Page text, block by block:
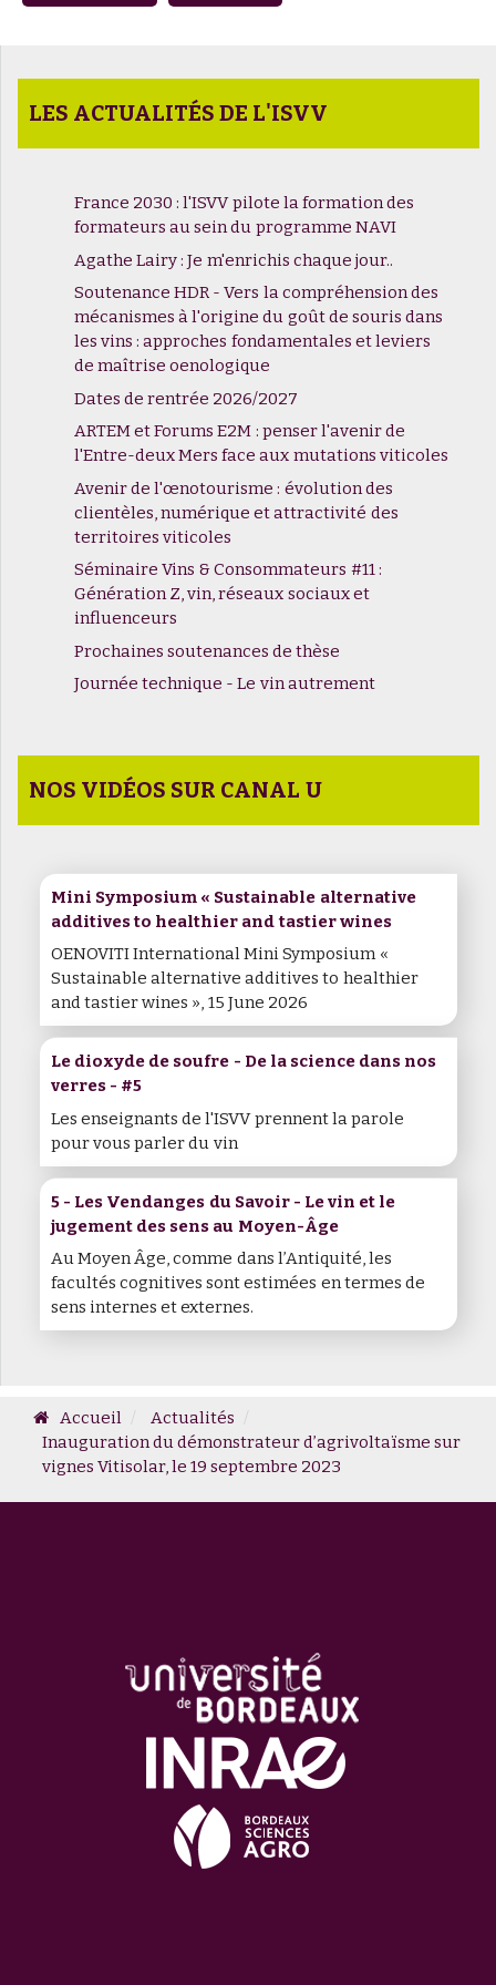
LES ACTUALITÉS DE L'ISVV
France 2030 : l'ISVV pilote la formation des
formateurs au sein du programme NAVI
Agathe Lairy : Je m'enrichis chaque jour..
Soutenance HDR - Vers la compréhension des
mécanismes à l'origine du goût de souris dans
les vins : approches fondamentales et leviers
de maîtrise oenologique
Dates de rentrée 2026/2027
ARTEM et Forums E2M : penser l'avenir de
l'Entre-deux Mers face aux mutations viticoles
Avenir de l'œnotourisme : évolution des
clientèles, numérique et attractivité des
territoires viticoles
Séminaire Vins & Consommateurs #11 :
Génération Z, vin, réseaux sociaux et
influenceurs
Prochaines soutenances de thèse
Journée technique - Le vin autrement
NOS VIDÉOS SUR CANAL U
Mini Symposium « Sustainable alternative
additives to healthier and tastier wines
OENOVITI International Mini Symposium «
Sustainable alternative additives to healthier
and tastier wines », 15 June 2026
Le dioxyde de soufre - De la science dans nos
verres - #5
Les enseignants de l'ISVV prennent la parole
pour vous parler du vin
5 - Les Vendanges du Savoir - Le vin et le
jugement des sens au Moyen-Âge
Au Moyen Âge, comme dans l’Antiquité, les
facultés cognitives sont estimées en termes de
sens internes et externes.
Accueil
Actualités
Inauguration du démonstrateur d’agrivoltaïsme sur
vignes Vitisolar, le 19 septembre 2023